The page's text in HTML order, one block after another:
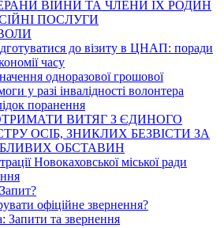
ВІЙНИ ТА ЧЛЕНИ ЇХ РОДИН
ПОСЛУГИ
до візиту в ЦНАП: поради
часу
одноразової грошової
у разі інвалідності волонтера
поранення
ВИТЯГ З ЄДИНОГО
ОСІБ, ЗНИКЛИХ БЕЗВІСТИ ЗА
ОБСТАВИН
Новокаховської міської ради
офіційне звернення?
Запити та звернення